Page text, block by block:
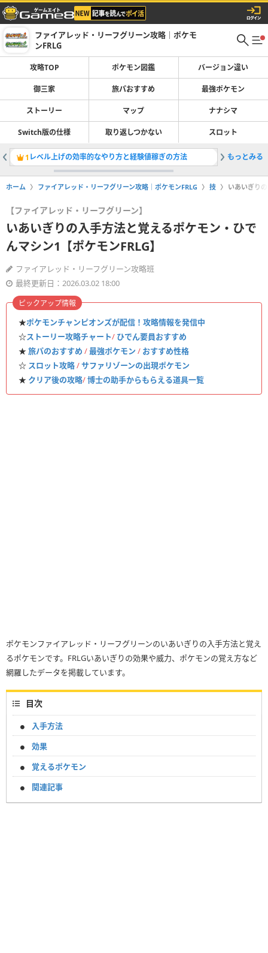
ファイアレッド・リーフグリーン攻略｜ポケモ
ンFRLG
攻略TOP ポケモン図鑑 バージョン違い
御三家 旅パおすすめ 最強ポケモン
ストーリー マップ ナナシマ
Switch版の仕様 取り返しつかない スロット
1 レベル上げの効率的なやり方と経験値稼ぎの方法 2最強ポ
もっとみる
ホーム ファイアレッド・リーフグリーン攻略｜ポケモンFRLG 技 いあいぎり
【ファイアレッド・リーフグリーン】
いあいぎりの入手方法と覚えるポケモン・ひで
んマシン1【ポケモンFRLG】
ファイアレッド・リーフグリーン攻略班
最終更新日：2026.03.02 18:00
★ポケモンチャンピオンズが配信！攻略情報を発信中
☆ストーリー攻略チャート/ ひでん要員おすすめ
★旅パのおすすめ /最強ポケモン / おすすめ性格
☆ スロット攻略/サファリゾーンの出現ポケモン
★ クリア後の攻略/博士の助手からもらえる道具一覧
ピックアップ情報
ポケモンファイアレッド・リーフグリーンのいあいぎりの入手方法と覚え
るポケモンです。FRLGいあいぎりの効果や威力、ポケモンの覚え方など
網羅したデータを掲載しています。
目次
入手方法
効果
覚えるポケモン
関連記事